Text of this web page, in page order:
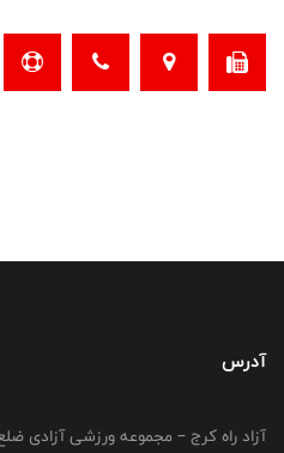
آدرس
آزاد راه کرج – مجموعه ورزشی آزادی